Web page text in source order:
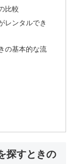
比較
レンタルでき
の基本的な流
探すときの